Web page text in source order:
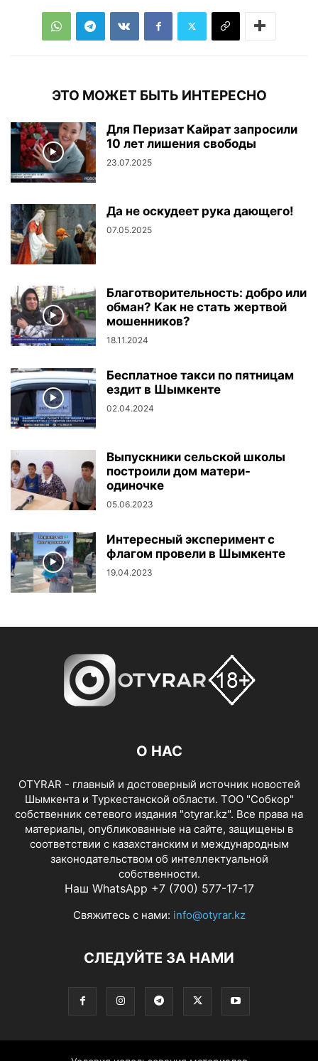
ЭТО МОЖЕТ БЫТЬ ИНТЕРЕСНО
Для Перизат Кайрат запросили
10 лет лишения свободы
23.07.2025
Да не оскудеет рука дающего!
07.05.2025
Благотворительность: добро или
обман? Как не стать жертвой
мошенников?
18.11.2024
Бесплатное такси по пятницам
ездит в Шымкенте
02.04.2024
Выпускники сельской школы
построили дом матери-
одиночке
05.06.2023
Интересный эксперимент с
флагом провели в Шымкенте
19.04.2023
О НАС
OTYRAR - главный и достоверный источник новостей
Шымкента и Туркестанской области. ТОО "Собкор"
собственник сетевого издания "otyrar.kz". Все права на
материалы, опубликованные на сайте, защищены в
соответствии с казахстанским и международным
законодательством об интеллектуальной
собственности.
Наш WhatsApp +7 (700) 577-17-17
Свяжитесь с нами: info@otyrar.kz
СЛЕДУЙТЕ ЗА НАМИ